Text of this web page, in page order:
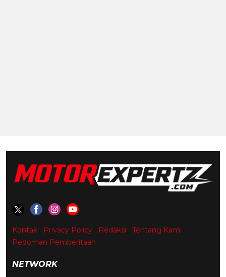
Kontak Privacy Policy Redaksi
Tentang Kami
Pedoman Pemberitaan
NETWORK